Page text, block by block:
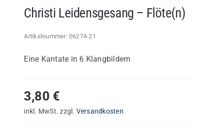
Kontakt
Christi Leidensgesang – Flöte(n)
Artikelnummer: 06274-21
Eine Kantate in 6 Klangbildern
3,80 €
inkl. MwSt. zzgl. Versandkosten